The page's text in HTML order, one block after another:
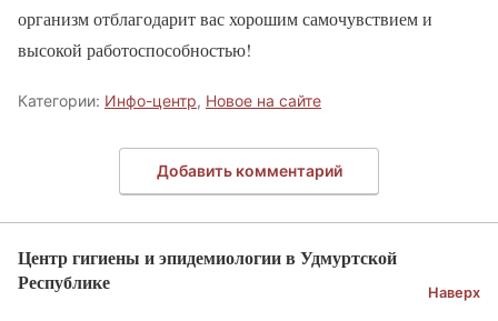
организм отблагодарит вас хорошим самочувствием и
высокой работоспособностью!
Категории: Инфо-центр, Новое на сайте
Добавить комментарий
Центр гигиены и эпидемиологии в Удмуртской
Республике
Наверх